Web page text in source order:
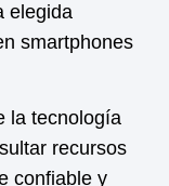
elegida
smartphones
la tecnología
recursos
confiable y